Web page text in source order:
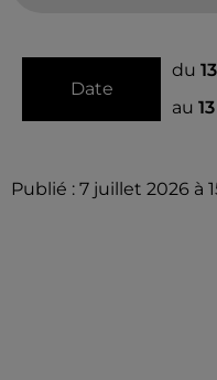
Date
du
au
Publié : 7 juillet 2026 à